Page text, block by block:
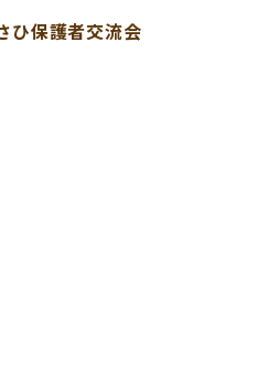
ひ保護者交流会